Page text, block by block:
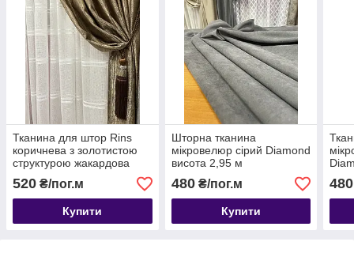
Тканина для штор Rins
коричнева з золотистою
структурою жакардова
висота 2.90 м
520 ₴/пог.м
Купити
Шторна тканина
мікровелюр сірий Diamond
висота 2,95 м
480₴/пог.м
Купити
480